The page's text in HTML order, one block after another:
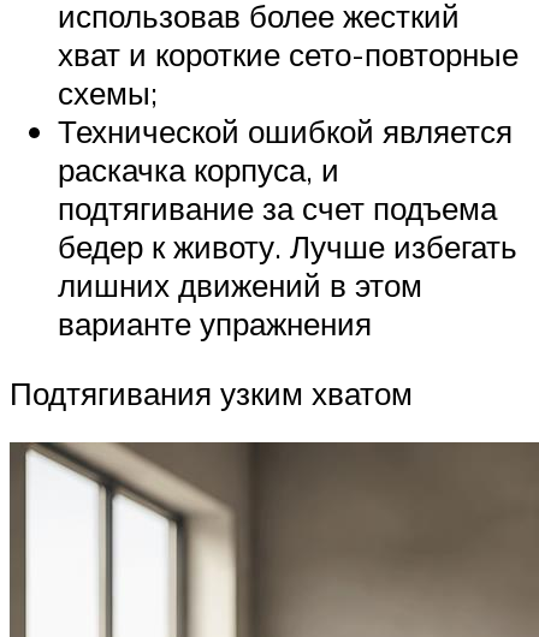
использовав более жесткий
хват и короткие сето-повторные
схемы;
Технической ошибкой является
раскачка корпуса, и
подтягивание за счет подъема
бедер к животу. Лучше избегать
лишних движений в этом
варианте упражнения
Подтягивания узким хватом